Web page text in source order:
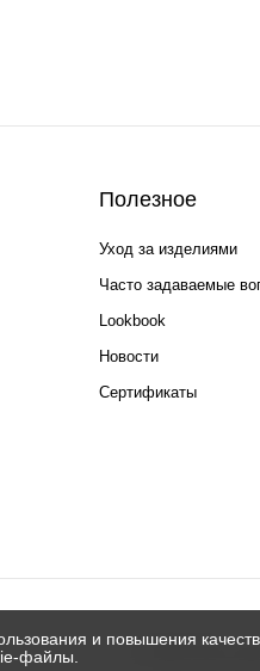
Полезное
Уход за изделиями
Часто задаваемые
Lookbook
Новости
Сертификаты
и повышения
файлы.